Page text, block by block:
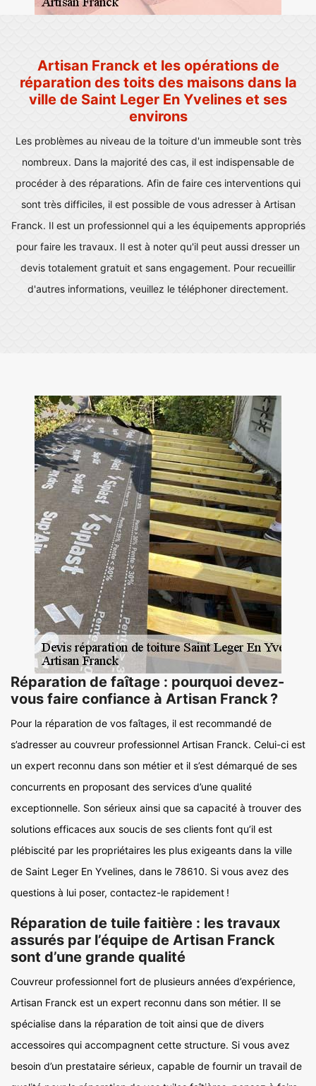
Artisan Franck et les opérations de
réparation des toits des maisons dans la
ville de Saint Leger En Yvelines et ses
environs
Les problèmes au niveau de la toiture d'un immeuble sont très
nombreux. Dans la majorité des cas, il est indispensable de
procéder à des réparations. Afin de faire ces interventions qui
sont très difficiles, il est possible de vous adresser à Artisan
Franck. Il est un professionnel qui a les équipements appropriés
pour faire les travaux. Il est à noter qu'il peut aussi dresser un
devis totalement gratuit et sans engagement. Pour recueillir
d'autres informations, veuillez le téléphoner directement.
Réparation de faîtage : pourquoi devez-
vous faire confiance à Artisan Franck ?
Pour la réparation de vos faîtages, il est recommandé de
s’adresser au couvreur professionnel Artisan Franck. Celui-ci est
un expert reconnu dans son métier et il s’est démarqué de ses
concurrents en proposant des services d’une qualité
exceptionnelle. Son sérieux ainsi que sa capacité à trouver des
solutions efficaces aux soucis de ses clients font qu’il est
plébiscité par les propriétaires les plus exigeants dans la ville
de Saint Leger En Yvelines, dans le 78610. Si vous avez des
questions à lui poser, contactez-le rapidement !
Réparation de tuile faitière : les travaux
assurés par l’équipe de Artisan Franck
sont d’une grande qualité
Couvreur professionnel fort de plusieurs années d’expérience,
Artisan Franck est un expert reconnu dans son métier. Il se
spécialise dans la réparation de toit ainsi que de divers
accessoires qui accompagnent cette structure. Si vous avez
besoin d’un prestataire sérieux, capable de fournir un travail de